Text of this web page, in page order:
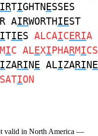
IRTIGHTNESSES
R AIRWORTHIEST
TIES ALCAICERIA
MIC ALEXIPHARMICS
IZARINE ALIZARINE
SATION
valid in North America —